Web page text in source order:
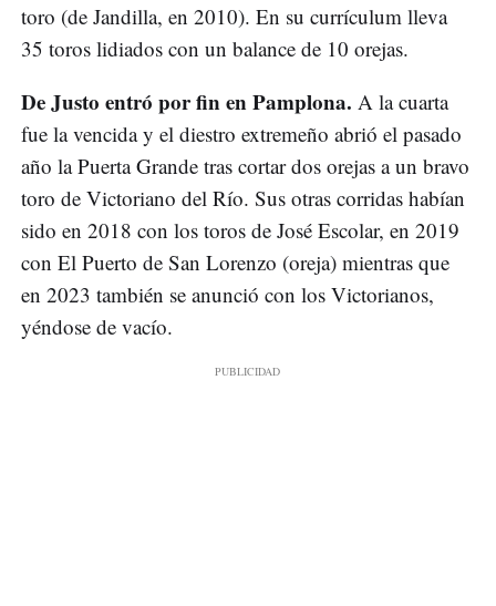
toro (de Jandilla, en 2010). En su currículum lleva
35 toros lidiados con un balance de 10 orejas.
De Justo entró por fin en Pamplona. A la cuarta
fue la vencida y el diestro extremeño abrió el pasado
año la Puerta Grande tras cortar dos orejas a un bravo
toro de Victoriano del Río. Sus otras corridas habían
sido en 2018 con los toros de José Escolar, en 2019
con El Puerto de San Lorenzo (oreja) mientras que
en 2023 también se anunció con los Victorianos,
yéndose de vacío.